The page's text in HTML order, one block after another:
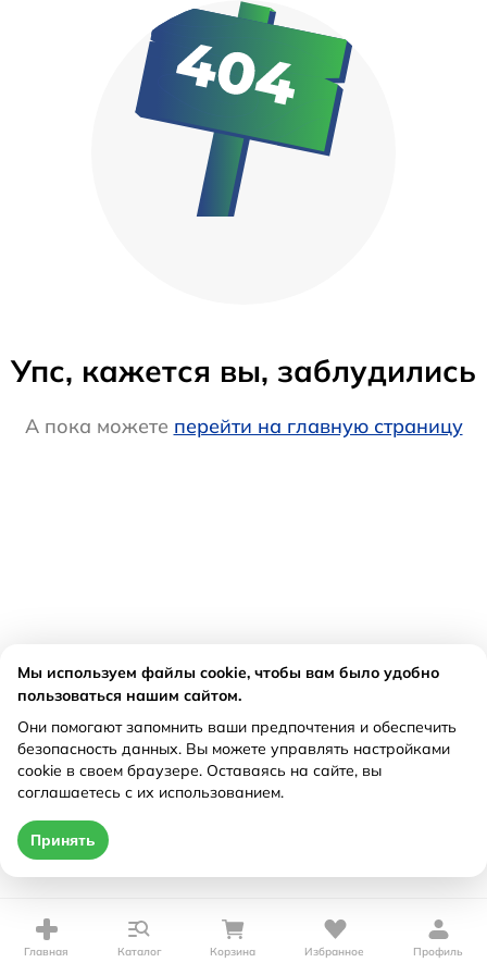
Упс, кажется вы, заблудились
А пока можете перейти на главную страницу
Главная Каталог Корзина Избранное Профиль
Мы используем файлы cookie, чтобы вам было удобно
пользоваться нашим сайтом.
Они помогают запомнить ваши предпочтения и обеспечить
безопасность данных. Вы можете управлять настройками
cookie в своем браузере. Оставаясь на сайте, вы
соглашаетесь с их использованием.
Принять